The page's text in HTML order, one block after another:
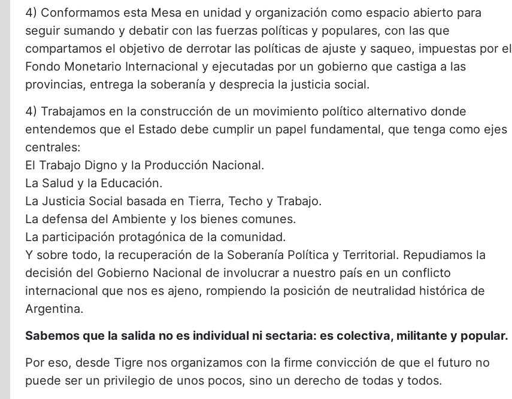
4) Conformamos esta Mesa en unidad y organización como espacio abierto para
seguir sumando y debatir con las fuerzas políticas y populares, con las que
compartamos el objetivo de derrotar las políticas de ajuste y saqueo, impuestas por el
Fondo Monetario Internacional y ejecutadas por un gobierno que castiga a las
provincias, entrega la soberanía y desprecia la justicia social.
4) Trabajamos en la construcción de un movimiento político alternativo donde
entendemos que el Estado debe cumplir un papel fundamental, que tenga como ejes
centrales:
El Trabajo Digno y la Producción Nacional.
La Salud y la Educación.
La Justicia Social basada en Tierra, Techo y Trabajo.
La defensa del Ambiente y los bienes comunes.
La participación protagónica de la comunidad.
Y sobre todo, la recuperación de la Soberanía Política y Territorial. Repudiamos la
decisión del Gobierno Nacional de involucrar a nuestro país en un conflicto
internacional que nos es ajeno, rompiendo la posición de neutralidad histórica de
Argentina.
Sabemos que la salida no es individual ni sectaria: es colectiva, militante y popular.
Por eso, desde Tigre nos organizamos con la firme convicción de que el futuro no
puede ser un privilegio de unos pocos, sino un derecho de todas y todos.